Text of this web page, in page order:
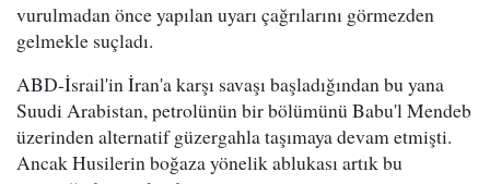
vurulmadan önce yapılan uyarı çağrılarını görmezden
gelmekle suçladı.
ABD-İsrail'in İran'a karşı savaşı başladığından bu yana
Suudi Arabistan, petrolünün bir bölümünü Babu'l Mendeb
üzerinden alternatif güzergahla taşımaya devam etmişti.
Ancak Husilerin boğaza yönelik ablukası artık bu